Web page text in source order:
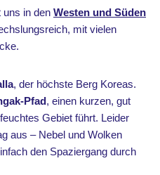
uns in den Westen und Süden
mit vielen
, der höchste Berg Koreas.
Pfad, einen kurzen, gut
Gebiet führt. Leider
aus – Nebel und Wolken
den Spaziergang durch